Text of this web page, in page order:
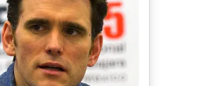
Matt Dillon (Guadalajara) 4.jpg
Festival Internacional de Cine en
Guadalajara
MyCanon talk